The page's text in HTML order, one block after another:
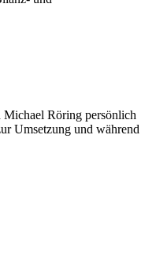
Röring persönlich
Umsetzung und während